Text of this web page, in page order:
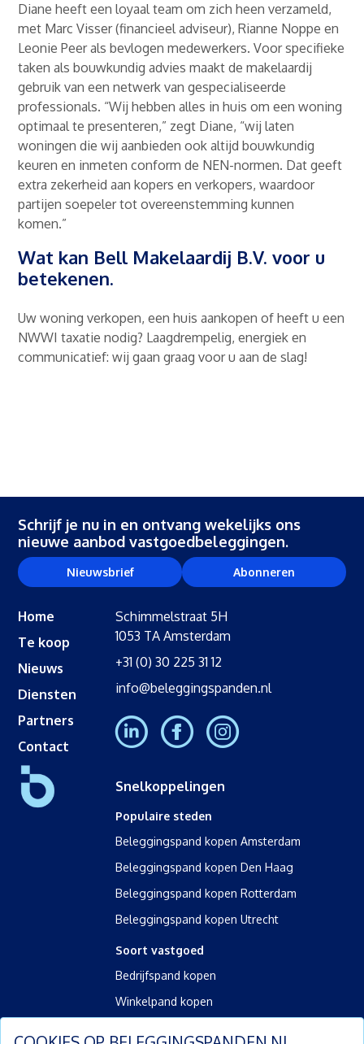
Diane heeft een loyaal team om zich heen verzameld,
met Marc Visser (financieel adviseur), Rianne Noppe en
Leonie Peer als bevlogen medewerkers. Voor specifieke
taken als bouwkundig advies maakt de makelaardij
gebruik van een netwerk van gespecialiseerde
professionals. “Wij hebben alles in huis om een woning
optimaal te presenteren,” zegt Diane, “wij laten
woningen die wij aanbieden ook altijd bouwkundig
keuren en inmeten conform de NEN-normen. Dat geeft
extra zekerheid aan kopers en verkopers, waardoor
partijen soepeler tot overeenstemming kunnen
komen.”
Wat kan Bell Makelaardij B.V. voor u
betekenen.
Uw woning verkopen, een huis aankopen of heeft u een
NWWI taxatie nodig? Laagdrempelig, energiek en
communicatief: wij gaan graag voor u aan de slag!
Schrijf je nu in en ontvang wekelijks ons
nieuwe aanbod vastgoedbeleggingen.
Nieuwsbrief Abonneren
Home
Te koop
Nieuws
Diensten
Partners
Contact
Schimmelstraat 5H
1053 TA Amsterdam
+31 (0) 30 225 31 12
info@beleggingspanden.nl
Snelkoppelingen
Populaire steden
Beleggingspand kopen Amsterdam
Beleggingspand kopen Den Haag
Beleggingspand kopen Rotterdam
Beleggingspand kopen Utrecht
Soort vastgoed
Bedrijfspand kopen
Winkelpand kopen